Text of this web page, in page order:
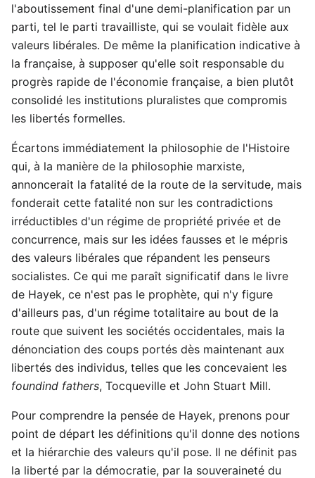
l'aboutissement final d'une demi-planification par un
parti, tel le parti travailliste, qui se voulait fidèle aux
valeurs libérales. De même la planification indicative à
la française, à supposer qu'elle soit responsable du
progrès rapide de l'économie française, a bien plutôt
consolidé les institutions pluralistes que compromis
les libertés formelles.
Écartons immédiatement la philosophie de l'Histoire
qui, à la manière de la philosophie marxiste,
annoncerait la fatalité de la route de la servitude, mais
fonderait cette fatalité non sur les contradictions
irréductibles d'un régime de propriété privée et de
concurrence, mais sur les idées fausses et le mépris
des valeurs libérales que répandent les penseurs
socialistes. Ce qui me paraît significatif dans le livre
de Hayek, ce n'est pas le prophète, qui n'y figure
d'ailleurs pas, d'un régime totalitaire au bout de la
route que suivent les sociétés occidentales, mais la
dénonciation des coups portés dès maintenant aux
libertés des individus, telles que les concevaient les
foundind fathers, Tocqueville et John Stuart Mill.
Pour comprendre la pensée de Hayek, prenons pour
point de départ les définitions qu'il donne des notions
et la hiérarchie des valeurs qu'il pose. Il ne définit pas
la liberté par la démocratie, par la souveraineté du